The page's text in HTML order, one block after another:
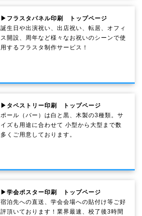
▶フラスタパネル印刷 トップページ
誕生日や出演祝い、出店祝い、転居、オフィ
ス開設、周年など様々なお祝いのシーンで使
用するフラスタ制作サービス！
▶タペストリー印刷 トップページ
ポール（バー）は白と黒、木製の3種類。サ
イズも用途に合わせて 小型から大型まで数
多くご用意しております。
▶学会ポスター印刷 トップページ
宿泊先への直送、学会会場への貼付け等ご好
評頂いております！業界最速、校了後3時間